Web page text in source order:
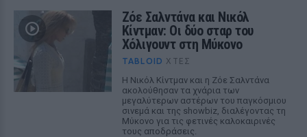
Ζόε Σαλντάνα και Νικόλ
Κίντμαν: Οι δύο σταρ του
Χόλιγουντ στη Μύκονο
TABLOID ΧΤΕΣ
Η Νικόλ Κίντμαν και η Ζόε Σαλντάνα
ακολούθησαν τα χνάρια των
μεγαλύτερων αστέρων του παγκόσμιου
σινεμά και της showbiz, διαλέγοντας τη
Μύκονο για τις φετινές καλοκαιρινές
τους αποδράσεις.